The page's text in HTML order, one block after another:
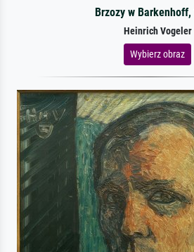
Brzozy w Barkenhoff,
Heinrich Vogeler
Wybierz obraz